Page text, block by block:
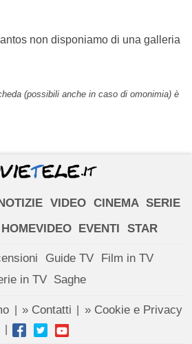
non disponiamo di una galleria
(possibili anche in caso di omonimia) è
VIDEO CINEMA SERIE
HOMEVIDEO EVENTI STAR
Guide TV
Film in TV
in TV Saghe
» Contatti » Cookie e Privacy